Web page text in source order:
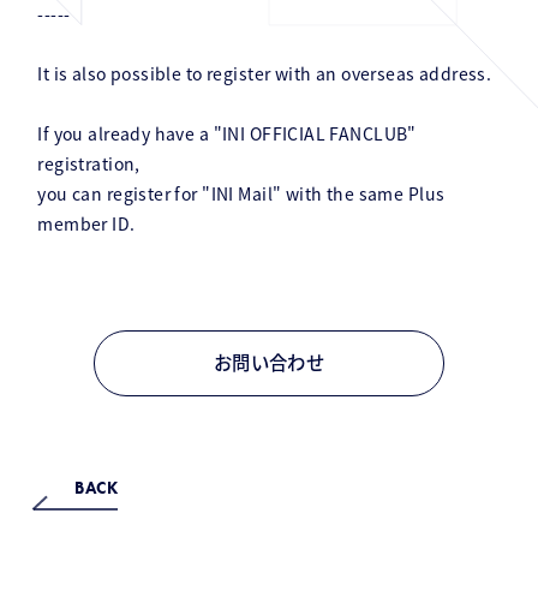
-----
It is also possible to register with an overseas address.
If you already have a "INI OFFICIAL FANCLUB"
registration,
you can register for "INI Mail" with the same Plus
member ID.
お問い合わせ
BACK